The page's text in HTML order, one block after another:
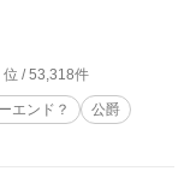
位 / 53,318件
エンド？
公爵